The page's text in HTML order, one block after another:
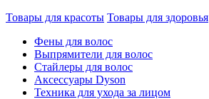
Товары для красоты Товары для здоровья
Фены для волос
Выпрямители для волос
Стайлеры для волос
Аксессуары Dyson
Техника для ухода за лицом